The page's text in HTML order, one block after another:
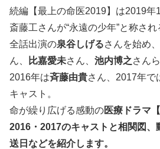
続編【最上の命医2019】は2019年
斎藤工さんが“永遠の少年”と称され
全話出演の泉谷しげるさんを始め
ん、
比嘉愛未さん、 池内博之さん
2016年は斉藤由貴さん、2017年で
キャスト。
命が繰り広げる感動の医療ドラマ
2016・2017のキャストと相関図、
送日などを紹介します。